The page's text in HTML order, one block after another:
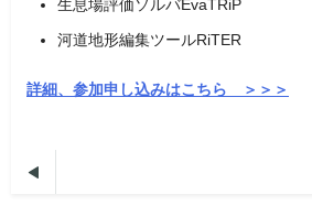
生息場評価ソルバEvaTRiP
河道地形編集ツールRiTER
詳細、参加申し込みはこちら ＞＞＞
